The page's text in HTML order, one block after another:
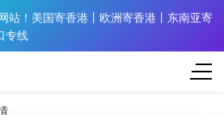
站！美国寄香港丨欧洲寄香港丨东南亚寄
专线